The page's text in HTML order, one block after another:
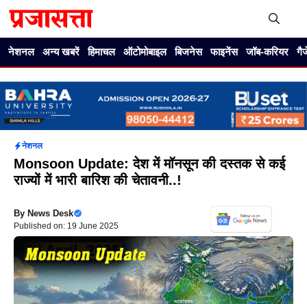
नेशनल अन्य खबरें हिमाचल ऑटोमोबाइल बिजनेस फाइनेंस जॉब-करियर
नेशनल
Monsoon Update: देश में मॉनसून की दस्तक से कई
राज्यों में भारी बारिश की चेतावनी..!
By News Desk
Published on: 19 June 2025